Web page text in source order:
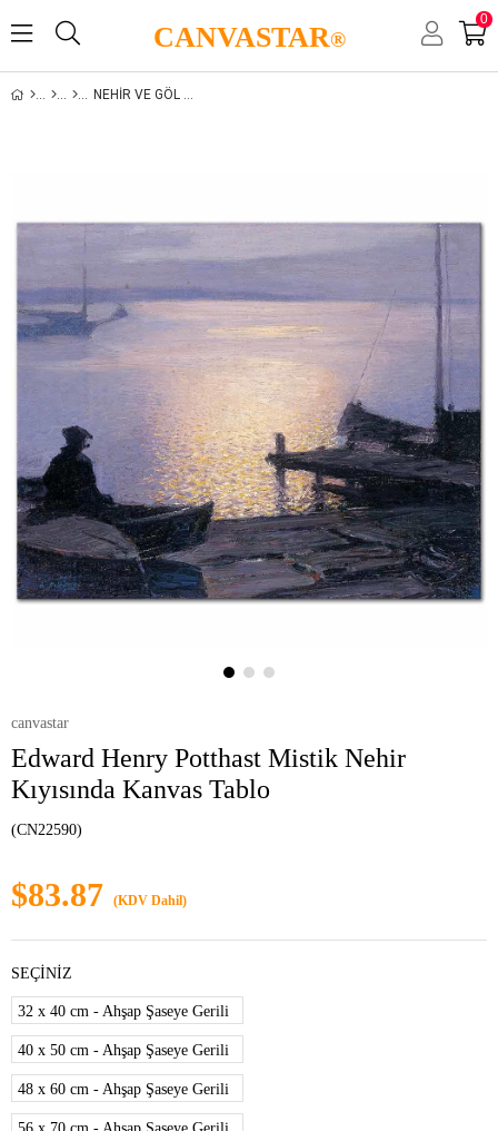
CANVASTAR®
0
NEHIR VE GÖL MANZARALARI
canvastar
Edward Henry Potthast Mistik Nehir
Kıyısında Kanvas Tablo
(CN22590)
$83.87 (KDV Dahil)
SEÇİNİZ
32 x 40 cm - Ahşap Şaseye Gerili
40 x 50 cm - Ahşap Şaseye Gerili
48 x 60 cm - Ahşap Şaseye Gerili